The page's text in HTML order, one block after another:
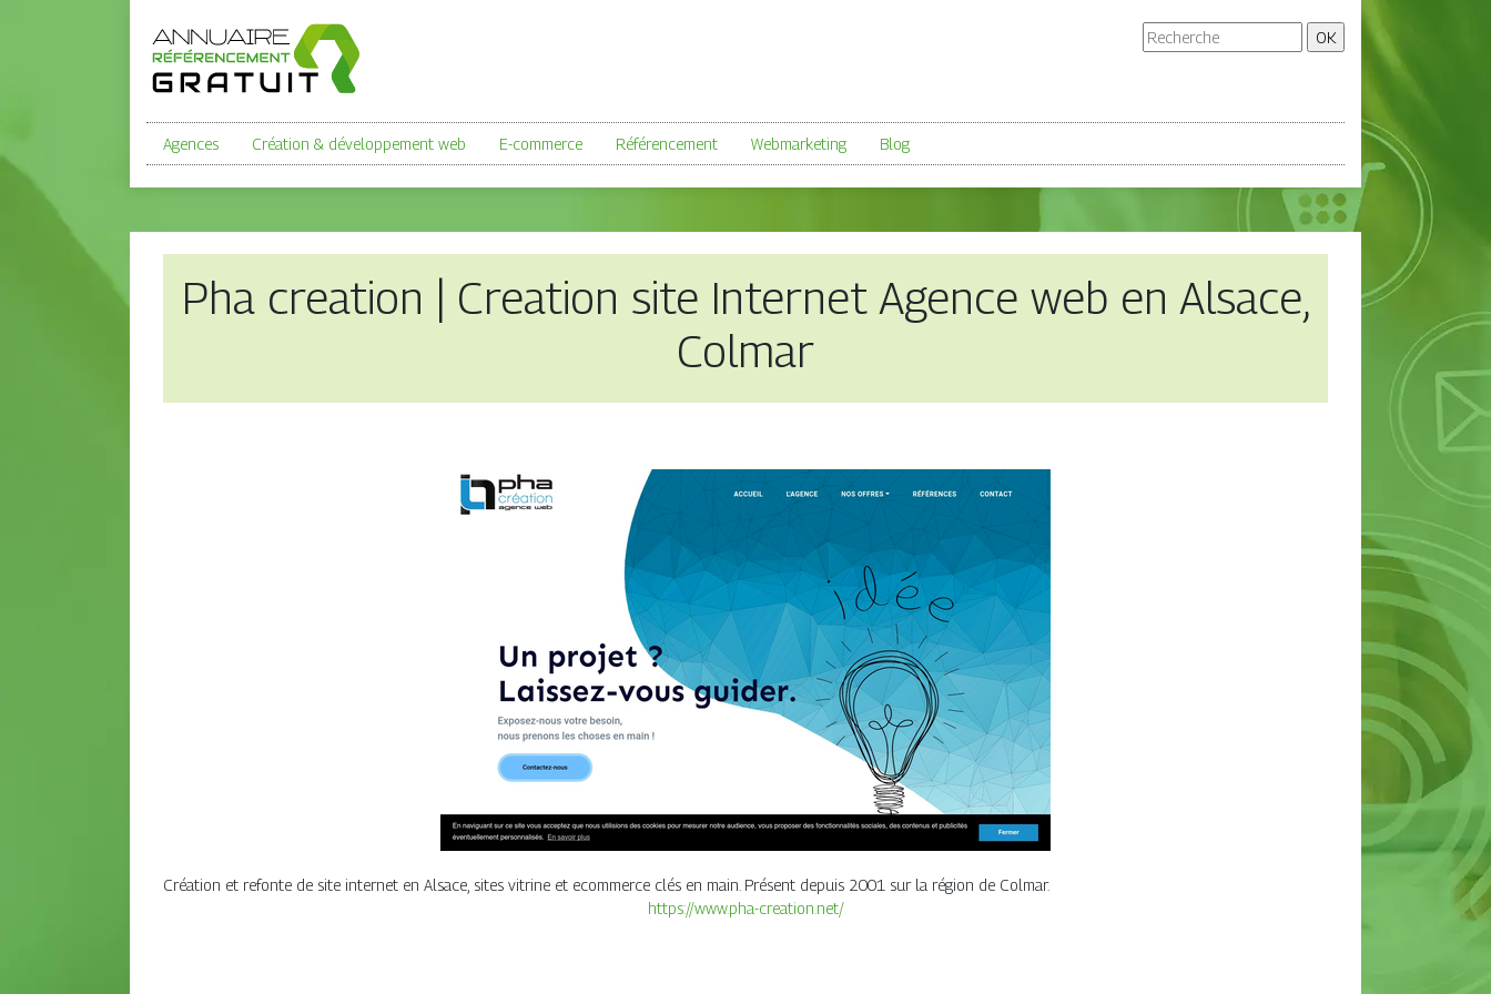
Agences Création & développement web E-commerce Référencement Webmarketing Blog
Pha creation | Creation site Internet Agence web en Alsace,
Colmar
Création et refonte de site internet en Alsace, sites vitrine et ecommerce clés en main. Présent depuis 2001 sur la région de Colmar.
https://www.pha-creation.net/